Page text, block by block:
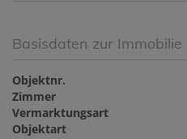
Basisdaten zur Immobilie
Objektnr.
Zimmer
Vermarktungsart
Objektart